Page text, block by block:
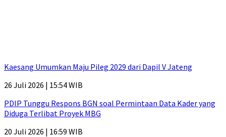
Kaesang Umumkan Maju Pileg 2029 dari Dapil V Jateng
26 Juli 2026 | 15:54 WIB
PDIP Tunggu Respons BGN soal Permintaan Data Kader yang
Diduga Terlibat Proyek MBG
20 Juli 2026 | 16:59 WIB